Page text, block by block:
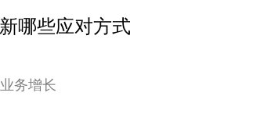
哪些应对方式
务增长